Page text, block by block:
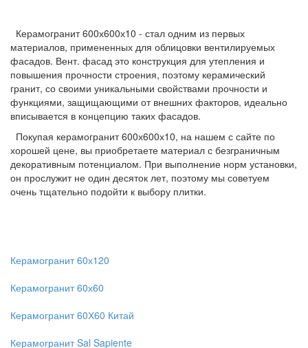
Керамогранит 600х600х10 - стал одним из первых
материалов, примененных для облицовки вентилируемых
фасадов. Вент. фасад это конструкция для утепления и
повышения прочности строения, поэтому керамический
гранит, со своими уникальными свойствами прочности и
функциями, защищающими от внешних факторов, идеально
вписывается в концепцию таких фасадов.
Покупая керамогранит 600х600х10, на нашем с сайте по
хорошей цене, вы приобретаете материал с безграничным
декоративным потенциалом. При выполнение норм установки,
он прослужит не один десяток лет, поэтому мы советуем
очень тщательно подойти к выбору плитки.
Керамогранит 60х120
Керамогранит 60х60
Керамогранит 60Х60 Китай
Керамогранит Sal Sapiente